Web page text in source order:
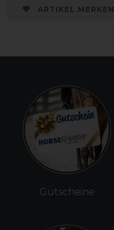
ARTIKEL MERKEN
Gutscheine